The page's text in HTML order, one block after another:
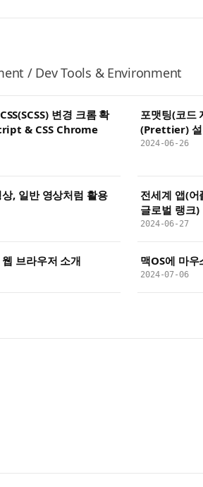
/ Dev Tools & Environment
변경 크롬 확
& CSS Chrome
포맷팅(코드
(Prettier) 설
2024-06-26
, 일반 영상처럼 활용
전세계 앱(
글로벌 랭크)
2024-06-27
브라우저 소개 맥OS에 마
2024-07-06